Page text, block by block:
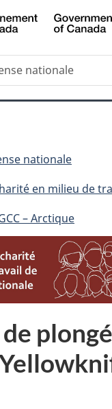
Passer
au
principal
Passer
à
Au
du
Passer
à
version
simplifiée
nationale
en milieu de travail de la
– Arctique